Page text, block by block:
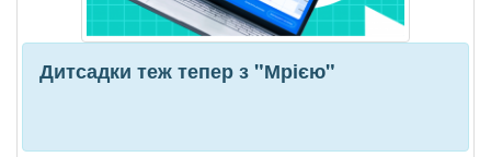
Дитсадки теж тепер з "Мрією"